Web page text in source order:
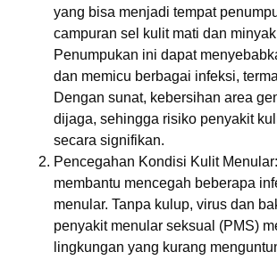
yang bisa menjadi tempat
campuran sel kulit mati dan
Penumpukan ini dapat
dan memicu berbagai infeksi,
Dengan sunat, kebersihan area
dijaga, sehingga risiko penyakit
secara signifikan.
Pencegahan Kondisi Kulit Menular:
membantu mencegah beberapa
menular. Tanpa kulup, virus dan
penyakit menular seksual (PMS)
lingkungan yang kurang